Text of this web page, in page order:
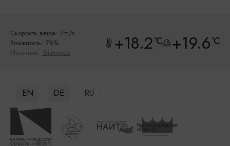
Скорость ветра: 7m/s
Влажность: 78%
Источник: Gismeteo +18.2°C +19.6°C
EN DE RU